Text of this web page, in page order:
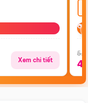
Xem chi tiết